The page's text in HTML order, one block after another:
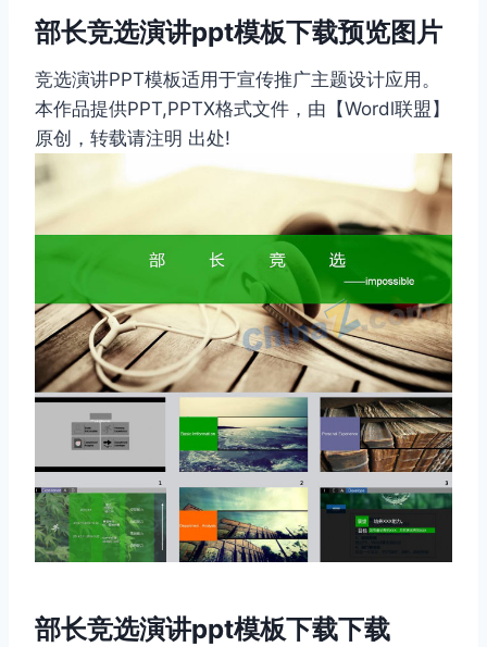
部长竞选演讲ppt模板下载预览图片
竞选演讲PPT模板适用于宣传推广主题设计应用。
本作品提供PPT,PPTX格式文件，由【Wordl联盟】
原创，转载请注明 出处!
部长竞选演讲ppt模板下载下载